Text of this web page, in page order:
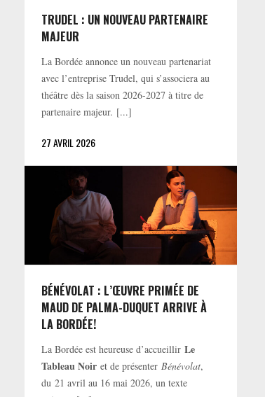
TRUDEL : UN NOUVEAU PARTENAIRE
MAJEUR
La Bordée annonce un nouveau partenariat
avec l’entreprise Trudel, qui s’associera au
théâtre dès la saison 2026-2027 à titre de
partenaire majeur. [...]
27 AVRIL 2026
BÉNÉVOLAT : L’ŒUVRE PRIMÉE DE
MAUD DE PALMA-DUQUET ARRIVE À
LA BORDÉE!
La Bordée est heureuse d’accueillirLe
Tableau Noir et de présenterBénévolat,
du 21 avril au 16 mai 2026, un texte